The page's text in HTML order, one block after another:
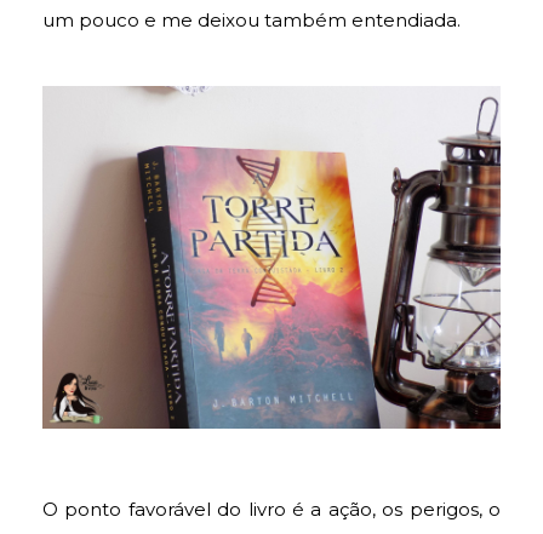
um pouco e me deixou também entendiada.
O ponto favorável do livro é a ação, os perigos, o